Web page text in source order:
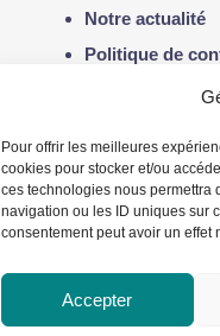
Pour offrir les meilleures
cookies pour stocker et/ou
ces technologies nous permettra
navigation ou les ID uniques sur
consentement peut avoir un effet
Accepter
Notre actualité
Politique de
Fondation du
Alliance